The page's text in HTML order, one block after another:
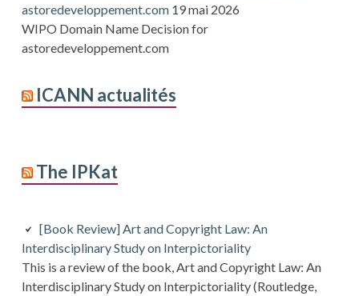
astoredeveloppement.com 19 mai 2026
WIPO Domain Name Decision for
astoredeveloppement.com
ICANN actualités
The IPKat
[Book Review] Art and Copyright Law: An
Interdisciplinary Study on Interpictoriality
This is a review of the book, Art and Copyright Law: An
Interdisciplinary Study on Interpictoriality (Routledge,